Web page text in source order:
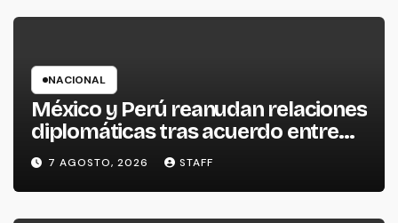
NACIONAL
México y Perú reanudan relaciones
diplomáticas tras acuerdo entre
ambos gobiernos
7 AGOSTO, 2026 STAFF